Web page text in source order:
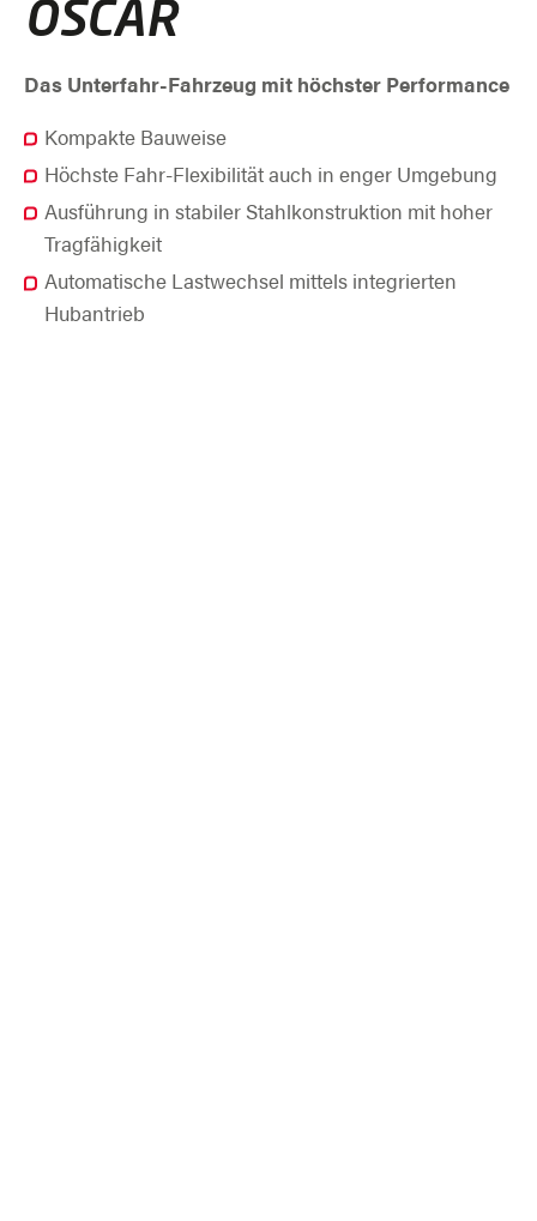
OSCAR
Das Unterfahr-Fahrzeug mit höchster Performance
Kompakte Bauweise
Höchste Fahr-Flexibilität auch in enger Umgebung
Ausführung in stabiler Stahlkonstruktion mit hoher
Tragfähigkeit
Automatische Lastwechsel mittels integrierten
Hubantrieb